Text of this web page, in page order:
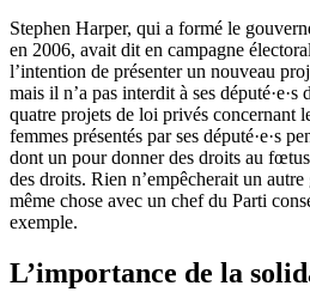
Stephen Harper, qui a formé le
en 2006, avait dit en campagne
l’intention de présenter un nouveau
mais il n’a pas interdit à ses
quatre projets de loi privés concernant
femmes présentés par ses député·e·s
dont un pour donner des droits au
des droits. Rien n’empêcherait un
même chose avec un chef du Parti
exemple.
L’importance de la